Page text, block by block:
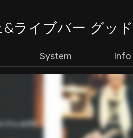
&ライブバー グッ
System Info